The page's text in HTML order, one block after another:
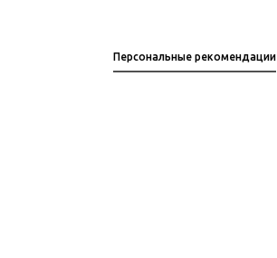
Персональные рекомендации